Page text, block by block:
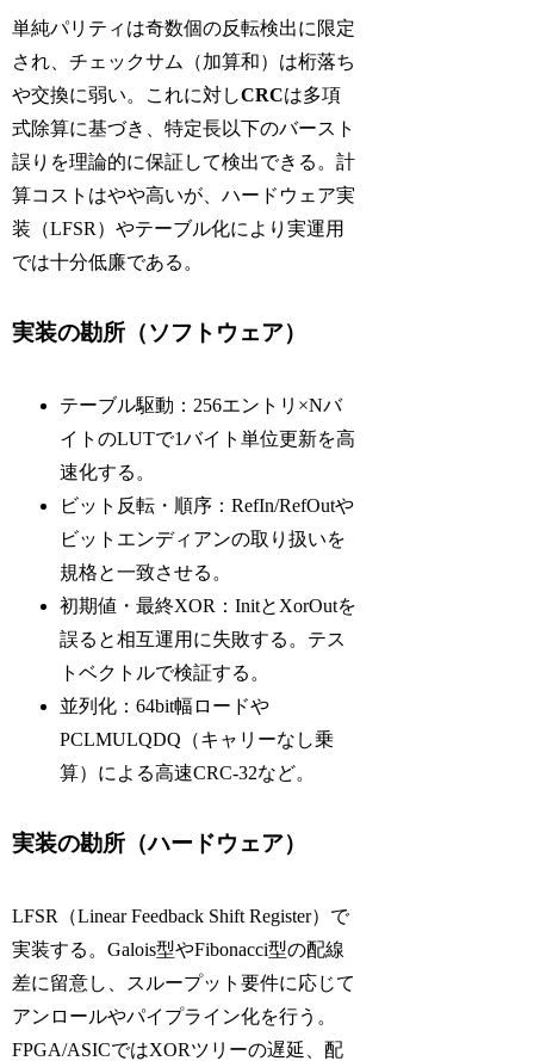
単純パリティは奇数個の反転検出に限定
され、チェックサム（加算和）は桁落ち
や交換に弱い。これに対しCRCは多項
式除算に基づき、特定長以下のバースト
誤りを理論的に保証して検出できる。計
算コストはやや高いが、ハードウェア実
装（LFSR）やテーブル化により実運用
では十分低廉である。
実装の勘所（ソフトウェア）
テーブル駆動：256エントリ×Nバ
イトのLUTで1バイト単位更新を高
速化する。
ビット反転・順序：RefIn/RefOutや
ビットエンディアンの取り扱いを
規格と一致させる。
初期値・最終XOR：InitとXorOutを
誤ると相互運用に失敗する。テス
トベクトルで検証する。
並列化：64bit幅ロードや
PCLMULQDQ（キャリーなし乗
算）による高速CRC-32など。
実装の勘所（ハードウェア）
LFSR（Linear Feedback Shift Register）で
実装する。Galois型やFibonacci型の配線
差に留意し、スループット要件に応じて
アンロールやパイプライン化を行う。
FPGA/ASICではXORツリーの遅延、配